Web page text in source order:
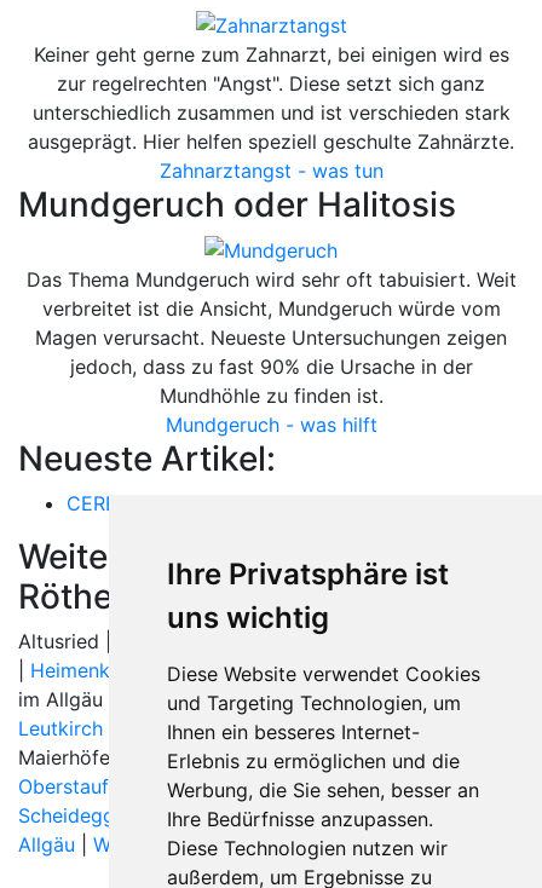
Ihre Privatsphäre ist
uns wichtig
Diese Website verwendet Cookies
und Targeting Technologien, um
Ihnen ein besseres Internet-
Erlebnis zu ermöglichen und die
Werbung, die Sie sehen, besser an
Ihre Bedürfnisse anzupassen.
Diese Technologien nutzen wir
außerdem, um Ergebnisse zu
Keiner geht gerne zum Zahnarzt, bei einigen wird es
zur regelrechten "Angst". Diese setzt sich ganz
unterschiedlich zusammen und ist verschieden stark
ausgeprägt. Hier helfen speziell geschulte Zahnärzte.
Zahnarztangst - was tun
Mundgeruch oder Halitosis
Das Thema Mundgeruch wird sehr oft tabuisiert. Weit
verbreitet ist die Ansicht, Mundgeruch würde vom
Magen verursacht. Neueste Untersuchungen zeigen
jedoch, dass zu fast 90% die Ursache in der
Mundhöhle zu finden ist.
Mundgeruch - was hilft
Neueste Artikel:
CEREC
Weitere Orte in der Nähe von
Röthenbach (Allgäu)
Altusried | Amtzell | | Gestratz |
Heimenkirch
| Hergatz | Hergensweiler | Immenstadt
im Allgäu |
Isny im Allgäu|Kißlegg|Leutkirch|
Leutkirch im Allgäu|Lindenberg im Allgäu|
Maierhöfen | Missen-Wilhams | Oberreute |
Oberstaufen
Opfenbach |Röthenbach (Allgäu) |
Scheidegg
| Sigmarszell | Sulzberg | Thal |Wangen im
Allgäu
Weiler-Simmerberg|Weitnau|